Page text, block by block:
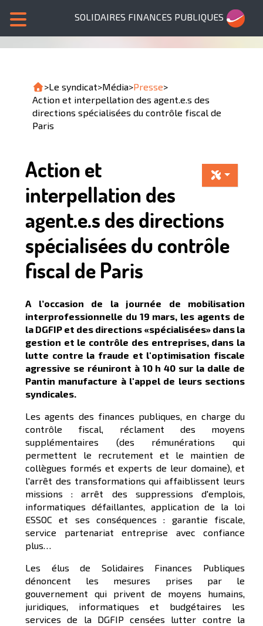
SOLIDAIRES FINANCES PUBLIQUES
>Le syndicat>Média>Presse>
Action et interpellation des agent.e.s des
directions spécialisées du contrôle fiscal de
Paris
Action et
interpellation des
agent.e.s des directions
spécialisées du contrôle
fiscal de Paris
A l’occasion de la journée de mobilisation
interprofessionnelle du 19 mars, les agents de
la DGFIP et des directions «spécialisées» dans la
gestion et le contrôle des entreprises, dans la
lutte contre la fraude et l'optimisation fiscale
agressive se réuniront à 10 h 40 sur la dalle de
Pantin manufacture à l'appel de leurs sections
syndicales.
Les agents des finances publiques, en charge du
contrôle fiscal, réclament des moyens
supplémentaires (des rémunérations qui
permettent le recrutement et le maintien de
collègues formés et experts de leur domaine), et
l'arrêt des transformations qui affaiblissent leurs
missions : arrêt des suppressions d'emplois,
informatiques défaillantes, application de la loi
ESSOC et ses conséquences : garantie fiscale,
service partenariat entreprise avec confiance
plus…
Les élus de Solidaires Finances Publiques
dénoncent les mesures prises par le
gouvernement qui privent de moyens humains,
juridiques, informatiques et budgétaires les
services de la DGFIP censées lutter contre la